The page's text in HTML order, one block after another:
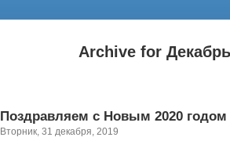
Archive for
Поздравляем с Новым 2020 годом
Вторник, 31 декабря, 2019